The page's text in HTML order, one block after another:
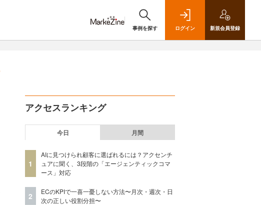
事例を探す ログイン 新規会員登録
アクセスランキング
今日 月間
1
AIに見つけられ顧客に選ばれるには？アクセンチ
ュアに聞く、3段階の「エージェンティックコマ
ース」対応
2
ECのKPIで一喜一憂しない方法〜月次・週次・日
次の正しい役割分担〜